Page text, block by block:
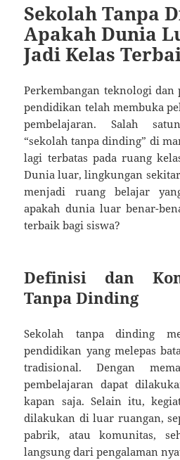
Sekolah Tanpa
Apakah Dunia
Jadi Kelas
Perkembangan teknologi dan
pendidikan telah membuka
pembelajaran. Salah
“sekolah tanpa dinding” di
lagi terbatas pada ruang
Dunia luar, lingkungan
menjadi ruang belajar
apakah dunia luar benar-
terbaik bagi siswa?
Definisi dan
Tanpa Dinding
Sekolah tanpa dinding
pendidikan yang melepas
tradisional. Dengan
pembelajaran dapat
kapan saja. Selain itu,
dilakukan di luar ruangan,
pabrik, atau komunitas,
langsung dari pengalaman